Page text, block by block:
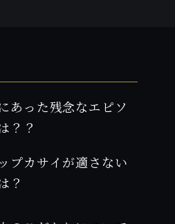
あった残念なエピソ
？？
プカサイが適さない
？